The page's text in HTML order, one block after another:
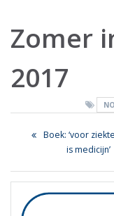
Zomer
2017
Bericht
navigatie
Previous
Boek: ‘voor
is medicijn’